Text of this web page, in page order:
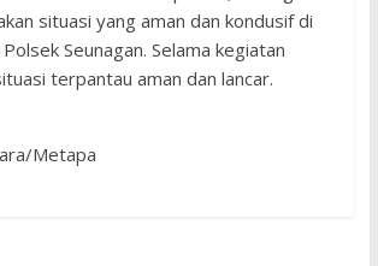
situasi yang aman dan kondusif di
Seunagan. Selama kegiatan
terpantau aman dan lancar.
Metapa